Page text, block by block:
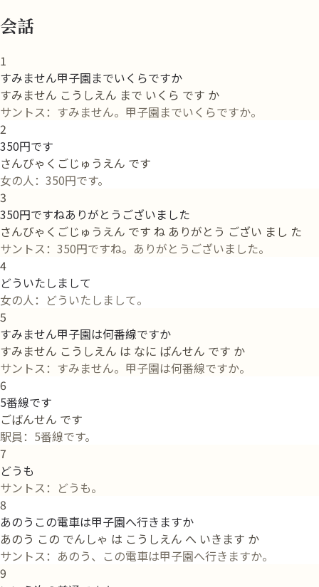
会話
1
すみません甲子園までいくらですか
すみません こうしえん まで いくら です か
サントス：すみません。甲子園までいくらですか。
2
350円です
さんびゃくごじゅうえん です
女の人：350円です。
3
350円ですねありがとうございました
さんびゃくごじゅうえん です ね ありがとう ござい まし た
サントス：350円ですね。ありがとうございました。
4
どういたしまして
女の人：どういたしまして。
5
すみません甲子園は何番線ですか
すみません こうしえん は なに ばんせん です か
サントス：すみません。甲子園は何番線ですか。
6
5番線です
ごばんせん です
駅員：5番線です。
7
どうも
サントス：どうも。
8
あのうこの電車は甲子園へ行きますか
あのう この でんしゃ は こうしえん へ いきます か
サントス：あのう、この電車は甲子園へ行きますか。
9